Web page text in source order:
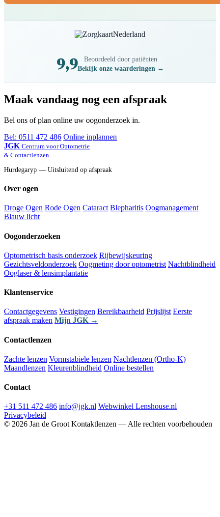
9,9
Beoordeeld door patiënten
Bekijk onze waarderingen →
Maak vandaag nog een afspraak
Bel ons of plan online uw oogonderzoek in.
Bel: 0511 472 486 Online inplannen
JGK Centrum voor Optometrie
& Contactlenzen
Hurdegaryp — Uitsluitend op afspraak
Over ogen
Droge Ogen Rode Ogen Cataract Blepharitis Oogmanagement
Blauw licht
Oogonderzoeken
Optometrisch basis onderzoek Rijbewijskeuring
Gezichtsveldonderzoek Oogmeting door optometrist Nachtblindheid
Ooglaser & lensimplantatie
Klantenservice
Contactgegevens Vestigingen Bereikbaarheid Prijslijst Eerste
afspraak maken Mijn JGK →
Contactlenzen
Zachte lenzen Vormstabiele lenzen Nachtlenzen (Ortho-K)
Maandlenzen Kleurenblindheid Online bestellen
Contact
+31 511 472 486 info@jgk.nl Webwinkel Lenshouse.nl
Privacybeleid
© 2026 Jan de Groot Kontaktlenzen — Alle rechten voorbehouden